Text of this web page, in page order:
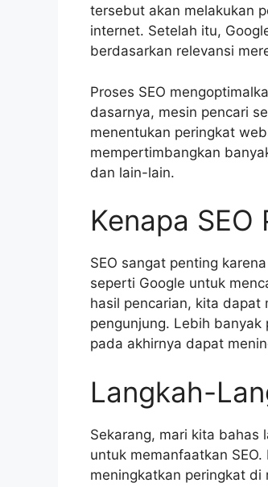
tersebut akan melakukan
internet. Setelah itu,
berdasarkan relevansi
Proses SEO
dasarnya, mesin pencari
menentukan peringkat
mempertimbangkan
dan lain-lain.
Kenapa SEO
SEO sangat penting
seperti Google untuk
hasil pencarian, kita dapat
pengunjung. Lebih
pada akhirnya dapat
Langkah-
Sekarang, mari kita bahas
untuk memanfaatkan
meningkatkan peringkat di